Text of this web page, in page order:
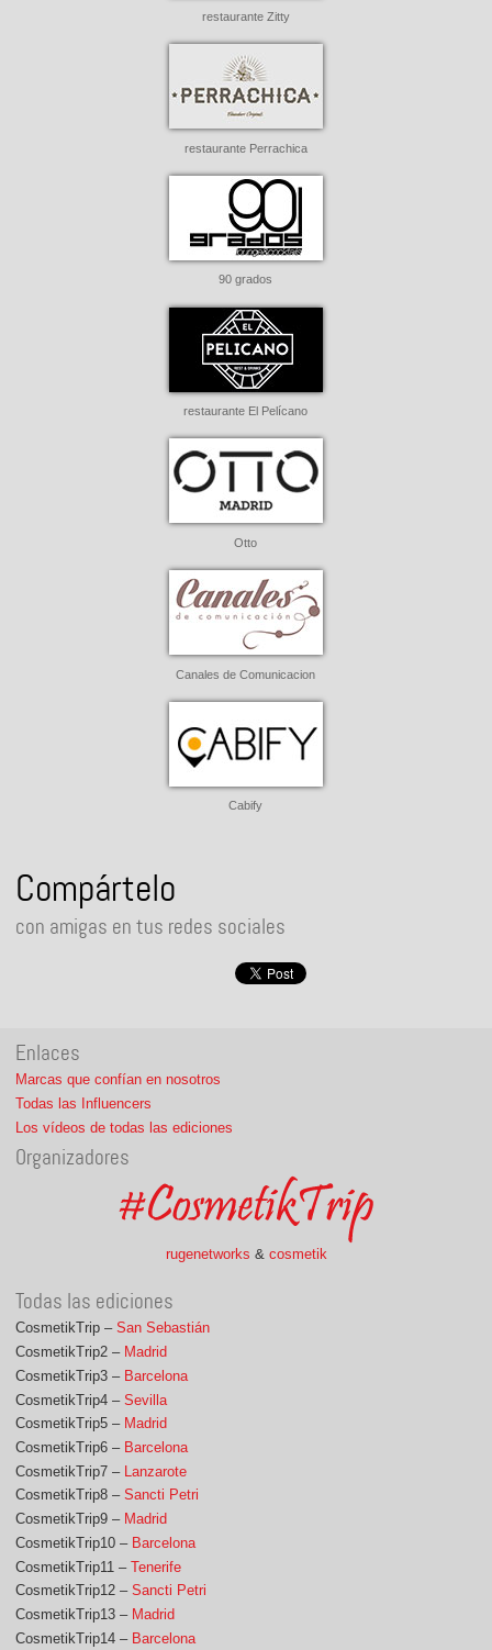
restaurante Zitty
restaurante Perrachica
90 grados
restaurante El Pelícano
Otto
Canales de Comunicacion
Cabify
Compártelo
con amigas en tus redes sociales
Enlaces
Marcas que confían en nosotros
Todas las Influencers
Los vídeos de todas las ediciones
Organizadores
rugenetworks & cosmetik
Todas las ediciones
CosmetikTrip –San Sebastián
CosmetikTrip2 – Madrid
CosmetikTrip3 – Barcelona
CosmetikTrip4 –Sevilla
CosmetikTrip5 – Madrid
CosmetikTrip6 – Barcelona
CosmetikTrip7 – Lanzarote
CosmetikTrip8 –Sancti Petri
CosmetikTrip9 – Madrid
CosmetikTrip10 – Barcelona
CosmetikTrip11 –Tenerife
CosmetikTrip12 –Sancti Petri
CosmetikTrip13 – Madrid
CosmetikTrip14 – Barcelona